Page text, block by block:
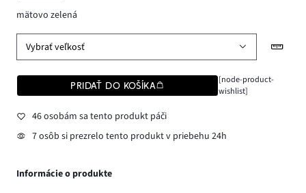
mätovo zelená
Vybrať veľkosť
PRIDAŤ DO KOŠÍKA
[node-product-
wishlist]
46 osobám sa tento produkt páči
7 osôb si prezrelo tento produkt v priebehu 24h
Informácie o produkte